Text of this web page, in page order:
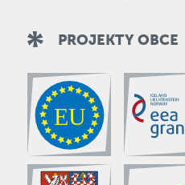
PROJEKTY OBCE